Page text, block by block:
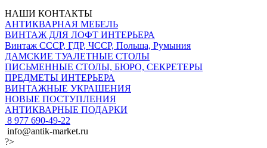
НАШИ КОНТАКТЫ
АНТИКВАРНАЯ МЕБЕЛЬ
ВИНТАЖ ДЛЯ ЛОФТ ИНТЕРЬЕРА
Винтаж СССР, ГДР, ЧССР, Польша, Румыния
ДАМСКИЕ ТУАЛЕТНЫЕ СТОЛЫ
ПИСЬМЕННЫЕ СТОЛЫ, БЮРО, СЕКРЕТЕРЫ
ПРЕДМЕТЫ ИНТЕРЬЕРА
ВИНТАЖНЫЕ УКРАШЕНИЯ
НОВЫЕ ПОСТУПЛЕНИЯ
АНТИКВАРНЫЕ ПОДАРКИ
8 977 690-49-22
info@antik-market.ru
?>